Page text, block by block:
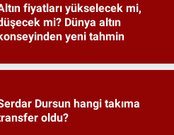
fiyatları yükselecek mi,
mi? Dünya altın
yeni tahmin
Dursun hangi takıma
oldu?